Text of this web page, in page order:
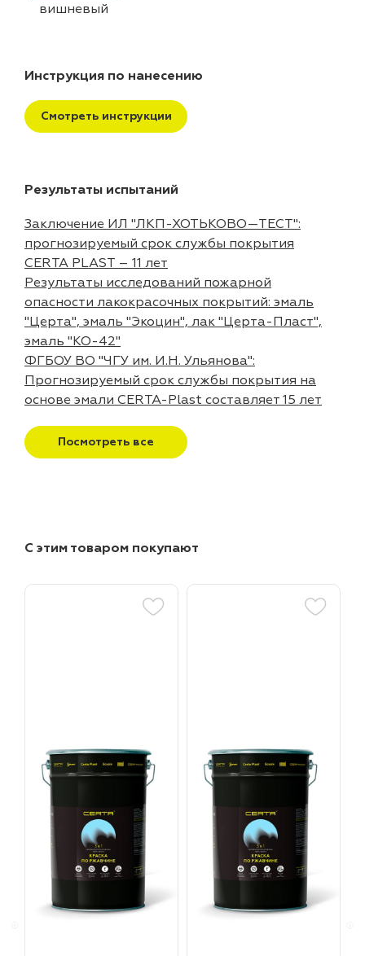
вишневый
Инструкция по нанесению
Смотреть инструкции
Результаты испытаний
Заключение ИЛ "ЛКП-ХОТЬКОВО—ТЕСТ":
прогнозируемый срок службы покрытия
CERTA PLAST – 11 лет
Результаты исследований пожарной
опасности лакокрасочных покрытий: эмаль
"Церта", эмаль "Экоцин", лак "Церта-Пласт",
эмаль "КО-42"
ФГБОУ ВО "ЧГУ им. И.Н. Ульянова":
Прогнозируемый срок службы покрытия на
основе эмали CERTA-Plast составляет 15 лет
Посмотреть все
С этим товаром покупают